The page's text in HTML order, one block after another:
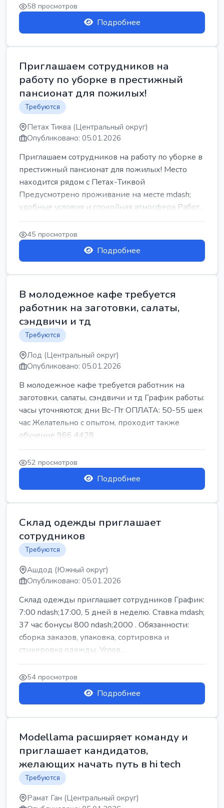
58 просмотров
Подробнее
Приглашаем сотрудников на
работу по уборке в престижный
пансионат для пожилых!
Требуются
Петах Тиква (Центральный округ)
Опубликовано: 05.01.2026
Приглашаем сотрудников на работу по уборке в
престижный пансионат для пожилых! Место
находится рядом с Петах-Тиквой
Предусмотрено проживание на месте mdash;
удобные условия и спокойная атмосфера Работ...
45 просмотров
Подробнее
В молодежное кафе требуется
работник на заготовки, салаты,
сэндвичи и тд
Требуются
Лод (Центральный округ)
Опубликовано: 05.01.2026
В молодежное кафе требуется работник на
заготовки, салаты, сэндвичи и тд График работы:
часы уточняются; дни Вс-Пт ОПЛАТА: 50-55 шек
час Желательно с опытом, проходит также
обучение 966 4428
52 просмотров
Подробнее
Склад одежды приглашает
сотрудников
Требуются
Ашдод (Южный округ)
Опубликовано: 05.01.2026
Склад одежды приглашает сотрудников График:
7:00 ndash;17:00, 5 дней в неделю. Ставка mdash;
37 час бонусы 800 ndash;2000 . Обязанности:
сборка заказов, упаковка, сортировка и
стикеровка одежды. Услов...
54 просмотров
Подробнее
Modellama расширяет команду и
приглашает кандидатов,
желающих начать путь в hi tech
Требуются
Рамат Ган (Центральный округ)